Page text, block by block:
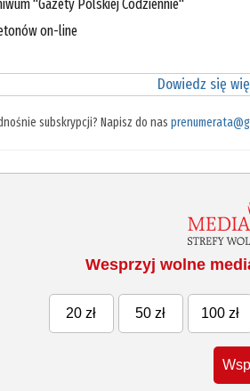
"Gazety Polskiej Codziennie"
on-line
Dowiedz się
subskrypcji? Napisz do nas
Wesprzyj wolne
20 zł 50 zł 100 zł